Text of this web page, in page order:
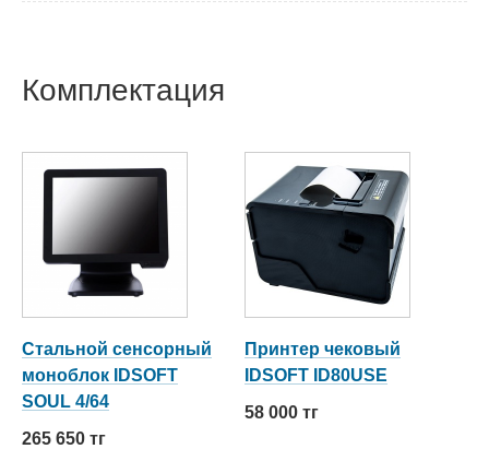
Комплектация
Стальной сенсорный
моноблок IDSOFT
SOUL 4/64
265 650 тг
Принтер чековый
IDSOFT ID80USE
58 000 тг